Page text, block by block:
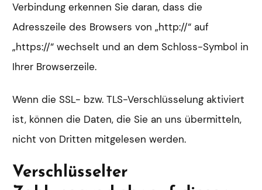
Verbindung erkennen Sie daran, dass die
Adresszeile des Browsers von „http://“ auf
„https://“ wechselt und an dem Schloss-Symbol in
Ihrer Browserzeile.
Wenn die SSL- bzw. TLS-Verschlüsselung aktiviert
ist, können die Daten, die Sie an uns übermitteln,
nicht von Dritten mitgelesen werden.
Verschlüsselter